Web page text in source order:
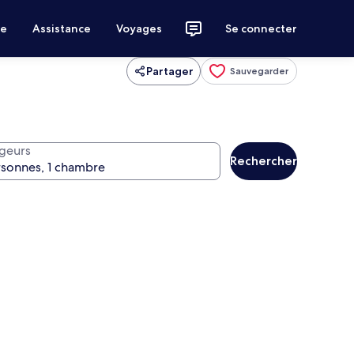
Assistance Voyages Se connecter
Partager Sauvegarder
Rechercher